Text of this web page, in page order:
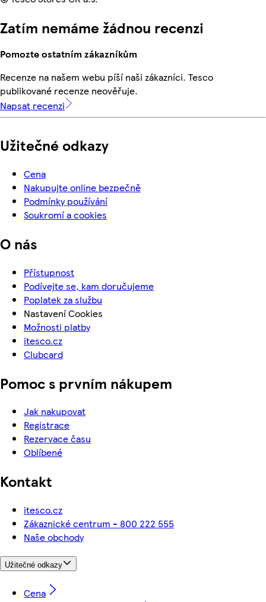
Zatím nemáme žádnou recenzi
Pomozte ostatním zákazníkům
Recenze na našem webu píší naši zákazníci. Tesco
publikované recenze neověřuje.
Napsat recenzi
Užitečné odkazy
Cena
Nakupujte online bezpečně
Podmínky používání
Soukromí a cookies
O nás
Přístupnost
Podívejte se, kam doručujeme
Poplatek za službu
Nastavení Cookies
Možnosti platby
itesco.cz
Clubcard
Pomoc s prvním nákupem
Jak nakupovat
Registrace
Rezervace času
Oblíbené
Kontakt
itesco.cz
Zákaznické centrum - 800 222 555
Naše obchody
Užitečné odkazy
Cena